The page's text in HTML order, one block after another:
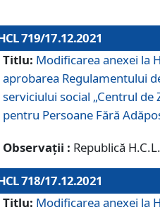
719/17.12.2021
Titlu: Modificarea anexei la
aprobarea Regulamentului
serviciului social „Centrul
pentru Persoane Fără
Observații : Republică
718/17.12.2021
Titlu: Modificarea anexei la